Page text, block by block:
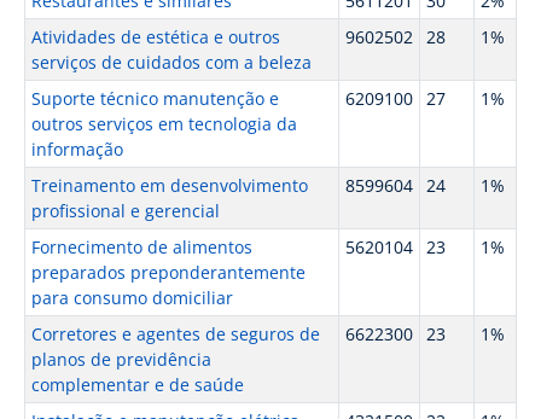
Atividades de estética e outros
serviços de cuidados com a beleza
9602502 28 1%
Suporte técnico manutenção e
outros serviços em tecnologia da
informação
6209100 27 1%
Treinamento em desenvolvimento
profissional e gerencial
8599604 24 1%
Fornecimento de alimentos
preparados preponderantemente
para consumo domiciliar
5620104 23 1%
Corretores e agentes de seguros de
planos de previdência
complementar e de saúde
6622300 23 1%